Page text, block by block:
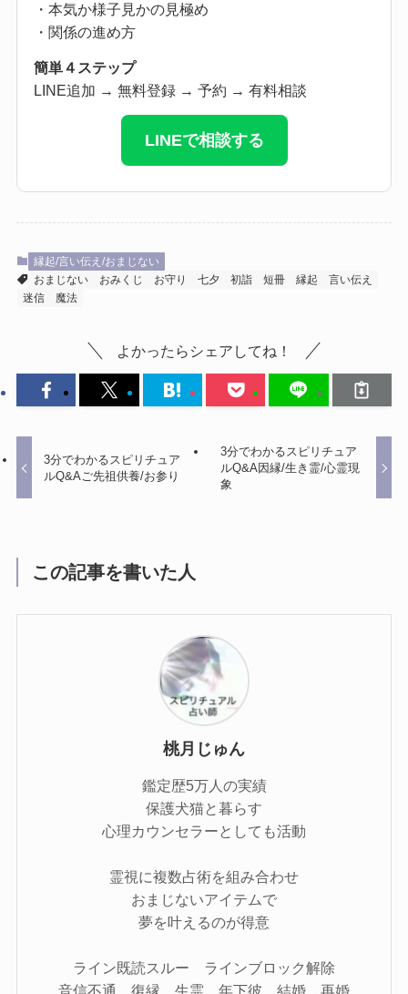
・本気か様子見かの見極め
・関係の進め方
簡単４ステップ
LINE追加 → 無料登録 → 予約 → 有料相談
LINEで相談する
縁起/言い伝え/おまじない
おまじない
おみくじ お守り 七夕 初詣 短冊 縁起
言い伝え
迷信
魔法
よかったらシェアしてね！
3分でわかるスピリチュア
ルQ&Aご先祖供養/お参り
3分でわかるスピリチュア
ルQ&A因縁/生き霊/心霊現
象
この記事を書いた人
桃月じゅん
鑑定歴5万人の実績
保護犬猫と暮らす
心理カウンセラーとしても活動
霊視に複数占術を組み合わせ
おまじないアイテムで
夢を叶えるのが得意
ライン既読スルー ラインブロック解除
音信不通 復縁 生霊 年下彼 結婚 再婚